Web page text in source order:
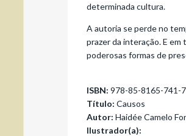
determinada cultura.
A autoria se perde no
prazer da interação. E
poderosas formas de
ISBN: 978-85-8165-741-7
Título: Causos
Autor: Haidée Camelo
Ilustrador(a):